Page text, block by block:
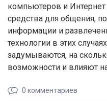
компьютеров и
средства для общения,
информации и
технологии в этих
задумываются, на
возможности и влияют
0 комментариев